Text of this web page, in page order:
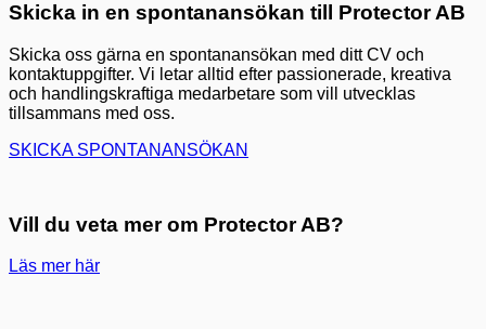
Skicka in en spontanansökan till Protector AB
Skicka oss gärna en spontanansökan med ditt CV och
kontaktuppgifter. Vi letar alltid efter passionerade, kreativa
och handlingskraftiga medarbetare som vill utvecklas
tillsammans med oss.
SKICKA SPONTANANSÖKAN
Vill du veta mer om Protector AB?
Läs mer här